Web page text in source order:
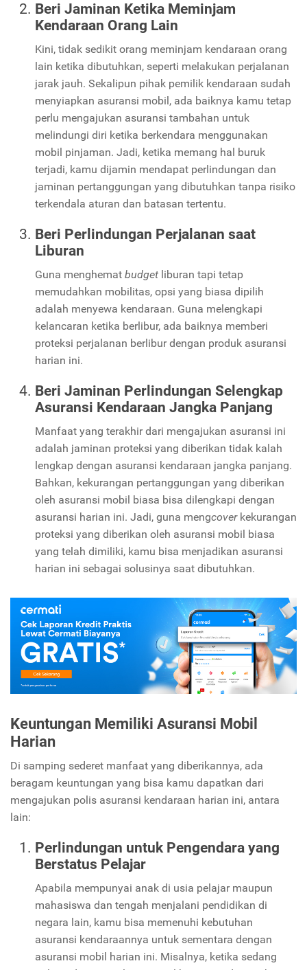
Beri Jaminan Ketika Meminjam
Kendaraan Orang Lain
Kini, tidak sedikit orang meminjam kendaraan orang
lain ketika dibutuhkan, seperti melakukan perjalanan
jarak jauh. Sekalipun pihak pemilik kendaraan sudah
menyiapkan asuransi mobil, ada baiknya kamu tetap
perlu mengajukan asuransi tambahan untuk
melindungi diri ketika berkendara menggunakan
mobil pinjaman. Jadi, ketika memang hal buruk
terjadi, kamu dijamin mendapat perlindungan dan
jaminan pertanggungan yang dibutuhkan tanpa risiko
terkendala aturan dan batasan tertentu.
Beri Perlindungan Perjalanan saat
Liburan
Guna menghemat budget liburan tapi tetap
memudahkan mobilitas, opsi yang biasa dipilih
adalah menyewa kendaraan. Guna melengkapi
kelancaran ketika berlibur, ada baiknya memberi
proteksi perjalanan berlibur dengan produk asuransi
harian ini.
Beri Jaminan Perlindungan Selengkap
Asuransi Kendaraan Jangka Panjang
Manfaat yang terakhir dari mengajukan asuransi ini
adalah jaminan proteksi yang diberikan tidak kalah
lengkap dengan asuransi kendaraan jangka panjang.
Bahkan, kekurangan pertanggungan yang diberikan
oleh asuransi mobil biasa bisa dilengkapi dengan
asuransi harian ini. Jadi, guna mengcover kekurangan
proteksi yang diberikan oleh asuransi mobil biasa
yang telah dimiliki, kamu bisa menjadikan asuransi
harian ini sebagai solusinya saat dibutuhkan.
Keuntungan Memiliki Asuransi Mobil
Harian
Di samping sederet manfaat yang diberikannya, ada
beragam keuntungan yang bisa kamu dapatkan dari
mengajukan polis asuransi kendaraan harian ini, antara
lain:
Perlindungan untuk Pengendara yang
Berstatus Pelajar
Apabila mempunyai anak di usia pelajar maupun
mahasiswa dan tengah menjalani pendidikan di
negara lain, kamu bisa memenuhi kebutuhan
asuransi kendaraannya untuk sementara dengan
asuransi mobil harian ini. Misalnya, ketika sedang